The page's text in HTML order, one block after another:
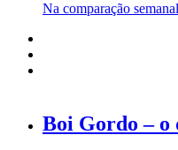
Na comparação
Boi Gordo – o